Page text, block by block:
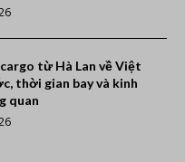
từ Hà Lan về Việt
thời gian bay và kinh
quan